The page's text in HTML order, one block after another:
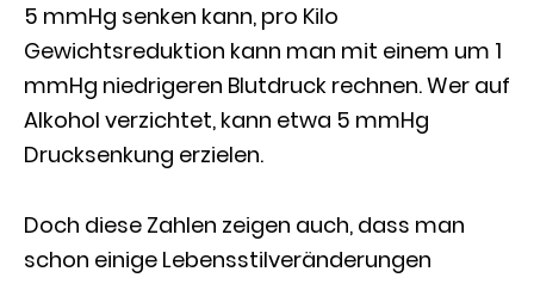
5 mmHg senken kann, pro Kilo
Gewichtsreduktion kann man mit einem um 1
mmHg niedrigeren Blutdruck rechnen. Wer auf
Alkohol verzichtet, kann etwa 5 mmHg
Drucksenkung erzielen.
Doch diese Zahlen zeigen auch, dass man
schon einige Lebensstilveränderungen